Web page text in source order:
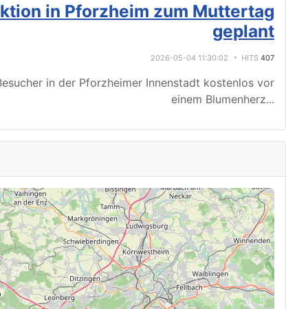
in Pforzheim zum Muttertag
geplant
2026-05-04 11:30:02 HITS 407
in der Pforzheimer Innenstadt kostenlos vor
einem Blumenherz...